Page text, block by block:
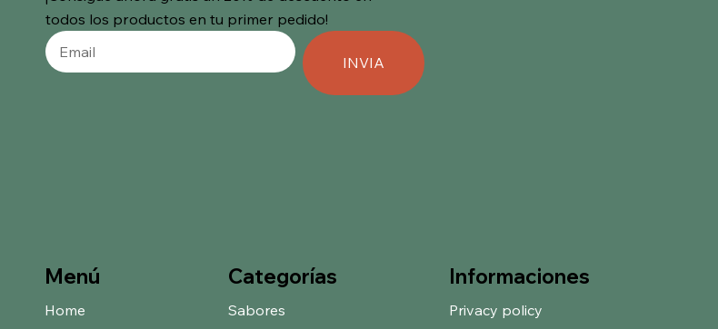
todos los productos en tu primer pedido!
INVIA
Informaciones
Privacy policy
Categorías
Sabores
Menú
Home